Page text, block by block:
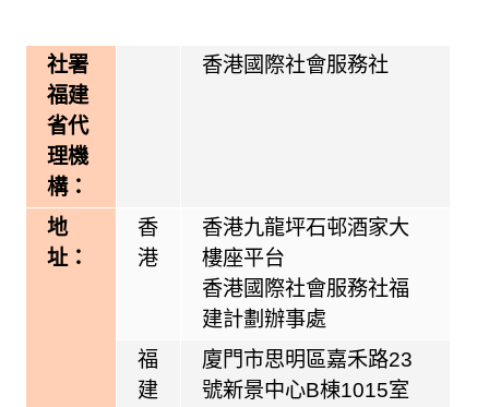
社署
福建
省代
理機
構：
香港國際社會服務社
地
址：
香
港
香港九龍坪石邨酒家大
樓座平台
香港國際社會服務社福
建計劃辦事處
福
建
廈門市思明區嘉禾路23
號新景中心B棟1015室